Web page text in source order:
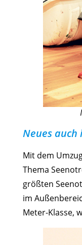
Neues
Mit dem
Thema
größten
im
Meter-Klasse,